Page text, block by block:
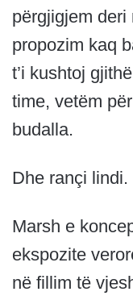
përgjigjem
propozim kaq
t’i kushtoj
time, vetëm
budalla.
Dhe rançi lindi.
Marsh e
ekspozite
në fillim të